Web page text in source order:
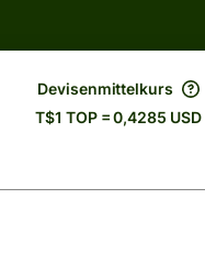
Devisenmittelkurs
T$1 TOP = 0,4285 USD